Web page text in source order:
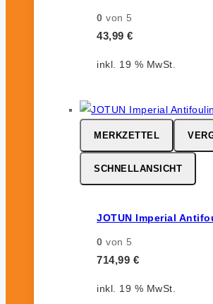
0 von 5
43,99 €
inkl. 19 % MwSt.
MERKZETTEL
SCHNELLANSICHT
JOTUN Imperial
0 von 5
714,99 €
inkl. 19 % MwSt.